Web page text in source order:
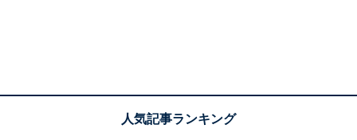
す。一発ノックアウトです」（兵庫県／30代女性）、